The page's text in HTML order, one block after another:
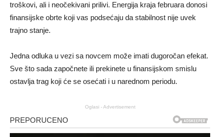
troškovi, ali i neočekivani prilivi. Energija kraja februara donosi
finansijske obrte koji vas podsećaju da stabilnost nije uvek
trajno stanje.
Jedna odluka u vezi sa novcem može imati dugoročan efekat.
Sve što sada započnete ili prekinete u finansijskom smislu
ostavlja trag koji će se osećati i u narednom periodu.
Oglasi - Advertisement